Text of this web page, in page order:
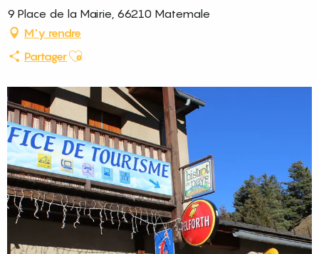
9 Place de la Mairie, 66210 Matemale
M'y rendre
PartagerAjouter aux favoris